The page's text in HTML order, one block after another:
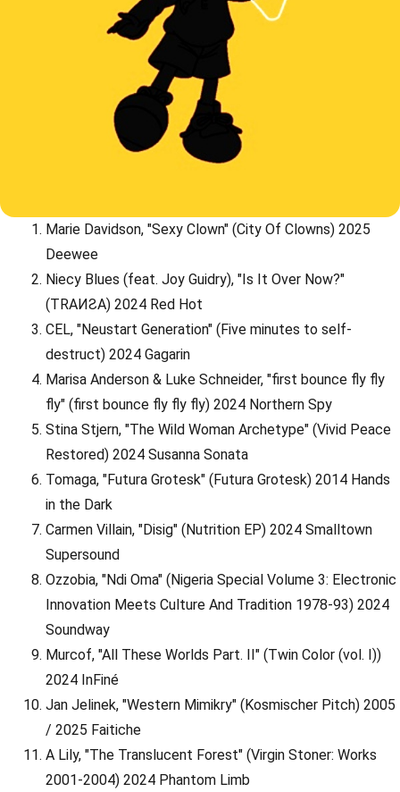
Marie Davidson, "Sexy Clown" (City Of Clowns) 2025
Deewee
Niecy Blues (feat. Joy Guidry), "Is It Over Now?"
(TRAИƧA) 2024 Red Hot
CEL, "Neustart Generation" (Five minutes to self-
destruct) 2024 Gagarin
Marisa Anderson & Luke Schneider, "first bounce fly fly
fly" (first bounce fly fly fly) 2024 Northern Spy
Stina Stjern, "The Wild Woman Archetype" (Vivid Peace
Restored) 2024 Susanna Sonata
Tomaga, "Futura Grotesk" (Futura Grotesk) 2014 Hands
in the Dark
Carmen Villain, "Disig" (Nutrition EP) 2024 Smalltown
Supersound
Ozzobia, "Ndi Oma" (Nigeria Special Volume 3: Electronic
Innovation Meets Culture And Tradition 1978-93) 2024
Soundway
Murcof, "All These Worlds Part. II" (Twin Color (vol. I))
2024 InFiné
Jan Jelinek, "Western Mimikry" (Kosmischer Pitch) 2005
/ 2025 Faitiche
A Lily, "The Translucent Forest" (Virgin Stoner: Works
2001-2004) 2024 Phantom Limb